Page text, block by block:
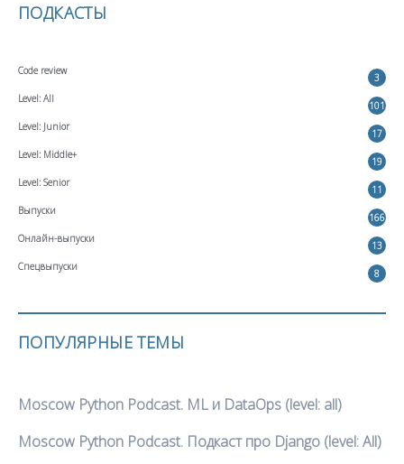
ПОДКАСТЫ
Code review
3
Level: All
101
Level: Junior
17
Level: Middle+
19
Level: Senior
11
Выпуски
166
Онлайн-выпуски
13
Спецвыпуски
8
ПОПУЛЯРНЫЕ ТЕМЫ
Moscow Python Podcast. ML и DataOps (level: all)
Moscow Python Podcast. Подкаст про Django (level: All)